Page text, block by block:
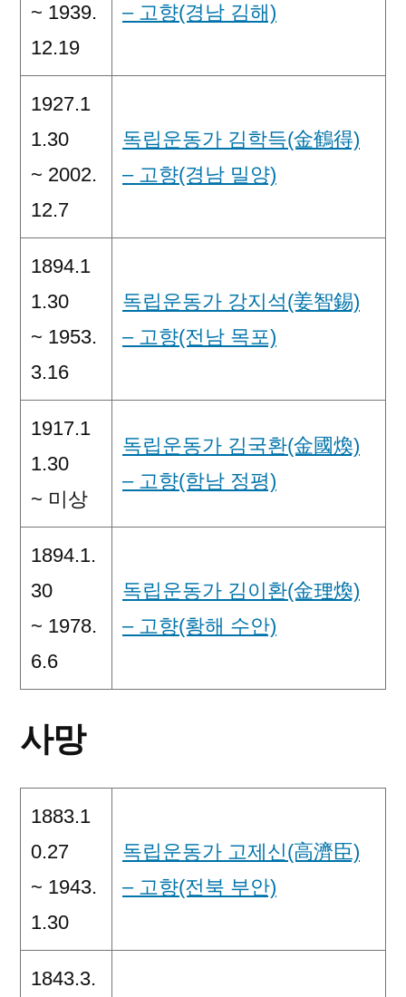
~ 1939.
12.19
– 고향(경남 김해)
1927.1
1.30
~ 2002.
12.7
독립운동가 김학득(金鶴得)
– 고향(경남 밀양)
1894.1
1.30
~ 1953.
3.16
독립운동가 강지석(姜智錫)
– 고향(전남 목포)
1917.1
1.30
~ 미상
독립운동가 김국환(金國煥)
– 고향(함남 정평)
1894.1.
30
~ 1978.
6.6
독립운동가 김이환(金理煥)
– 고향(황해 수안)
사망
1883.1
0.27
~ 1943.
1.30
독립운동가 고제신(高濟臣)
– 고향(전북 부안)
1843.3.